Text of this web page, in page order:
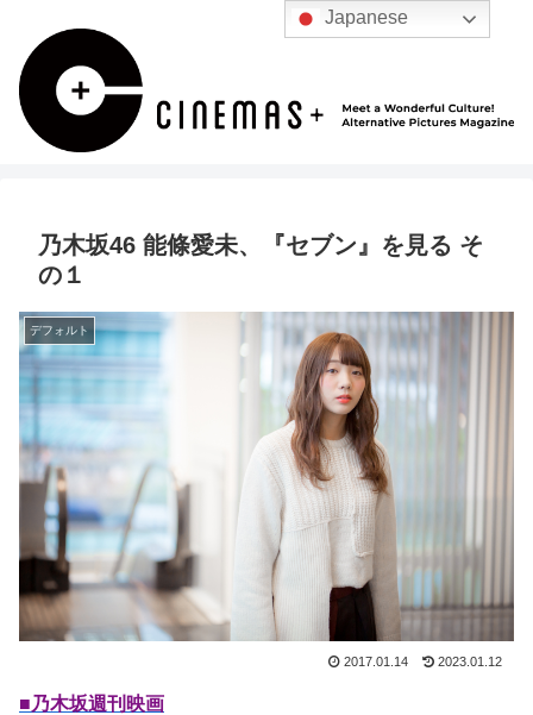
乃木坂46 能條愛未、『セブン』を見る そ
の１
デフォルト
2017.01.14 2023.01.12
■乃木坂週刊映画
Japanese